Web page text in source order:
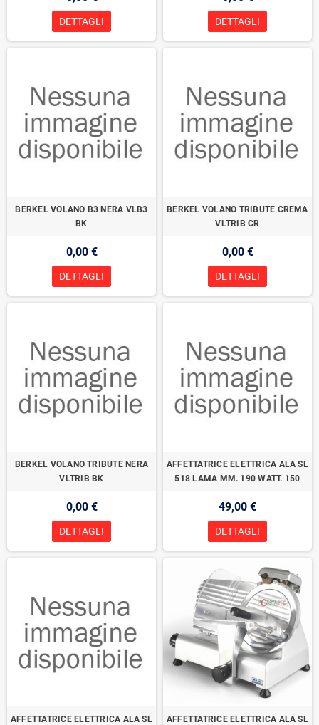
DETTAGLI DETTAGLI
BERKEL VOLANO B3 NERA VLB3
BK
0,00 €
DETTAGLI
BERKEL VOLANO TRIBUTE CREMA
VLTRIB CR
0,00 €
DETTAGLI
BERKEL VOLANO TRIBUTE NERA
VLTRIB BK
0,00 €
DETTAGLI
AFFETTATRICE ELETTRICA ALA SL
518 LAMA MM. 190 WATT. 150
49,00 €
DETTAGLI
AFFETTATRICE ELETTRICA ALA SL
AFFETTATRICE ELETTRICA ALA SL